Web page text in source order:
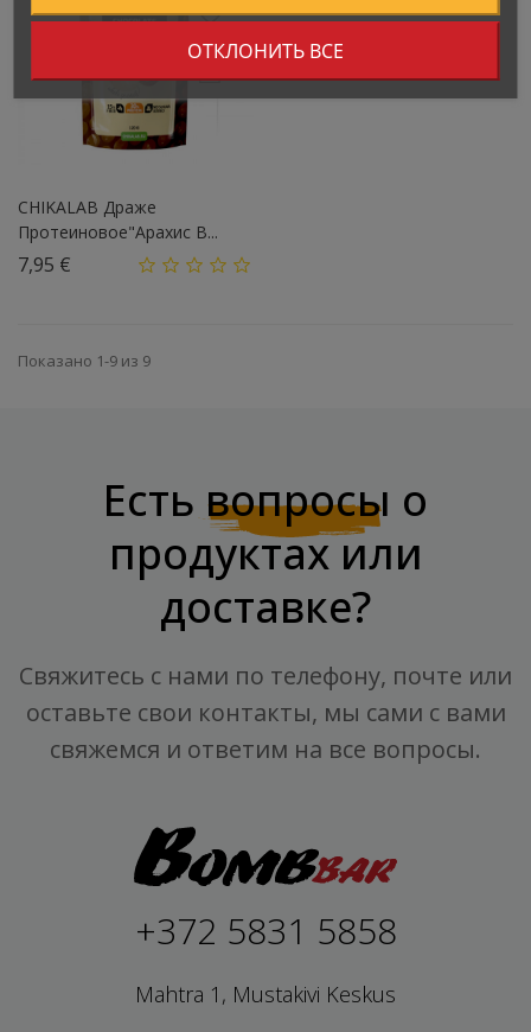
CHIKALAB Драже
Протеиновое"Арахис В...
7,95 €
Показано 1-9 из 9
Есть вопросы о
продуктах или
доставке?
Свяжитесь с нами по телефону, почте или
оставьте свои контакты, мы сами с вами
свяжемся и ответим на все вопросы.
+372 5831 5858
Mahtra 1, Mustakivi Keskus
ОТКЛОНИТЬ ВСЕ